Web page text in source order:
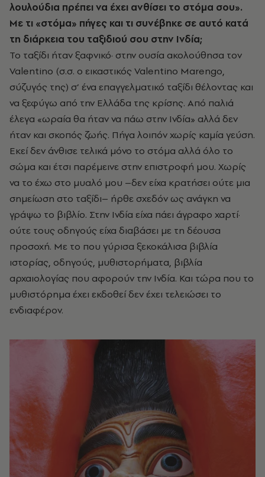
λουλούδια πρέπει να έχει ανθίσει το στόμα σου».
Με τι «στόμα» πήγες και τι συνέβηκε σε αυτό κατά
τη διάρκεια του ταξιδιού σου στην Ινδία;
Το ταξίδι ήταν ξαφνικό· στην ουσία ακολούθησα τον
Valentino (σ.σ. ο εικαστικός Valentino Marengo,
σύζυγός της) σ’ ένα επαγγελματικό ταξίδι θέλοντας και
να ξεφύγω από την Ελλάδα της κρίσης. Από παλιά
έλεγα «ωραία θα ήταν να πάω στην Ινδία» αλλά δεν
ήταν και σκοπός ζωής. Πήγα λοιπόν χωρίς καμία γεύση.
Εκεί δεν άνθισε τελικά μόνο το στόμα αλλά όλο το
σώμα και έτσι παρέμεινε στην επιστροφή μου. Χωρίς
να το έχω στο μυαλό μου –δεν είχα κρατήσει ούτε μια
σημείωση στο ταξίδι– ήρθε σχεδόν ως ανάγκη να
γράψω το βιβλίο. Στην Ινδία είχα πάει άγραφο χαρτί·
ούτε τους οδηγούς είχα διαβάσει με τη δέουσα
προσοχή. Με το που γύρισα ξεκοκάλισα βιβλία
ιστορίας, οδηγούς, μυθιστορήματα, βιβλία
αρχαιολογίας που αφορούν την Ινδία. Και τώρα που το
μυθιστόρημα έχει εκδοθεί δεν έχει τελειώσει το
ενδιαφέρον.